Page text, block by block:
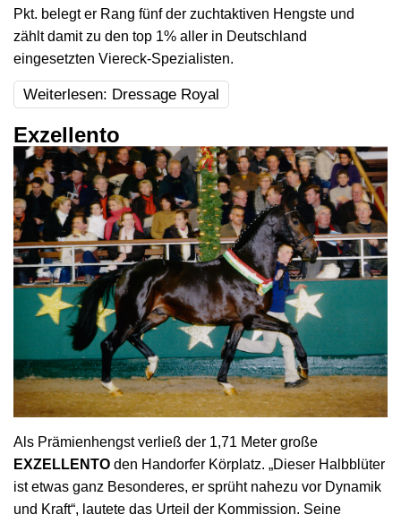
Pkt. belegt er Rang fünf der zuchtaktiven Hengste und
zählt damit zu den top 1% aller in Deutschland
eingesetzten Viereck-Spezialisten.
Weiterlesen: Dressage Royal
Exzellento
Als Prämienhengst verließ der 1,71 Meter große
EXZELLENTO den Handorfer Körplatz. „Dieser Halbblüter
ist etwas ganz Besonderes, er sprüht nahezu vor Dynamik
und Kraft“, lautete das Urteil der Kommission. Seine